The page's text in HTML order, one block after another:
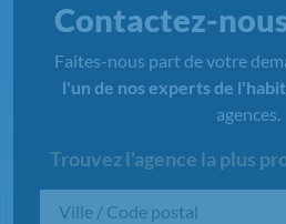
Contactez-
Faites-nous part de votre
l'un de nos experts de
agences.
Trouvez l'agence la plus